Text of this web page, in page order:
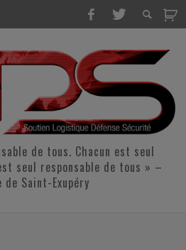
de tous. Chacun est seul
seul responsable de tous » –
de Saint-Exupéry